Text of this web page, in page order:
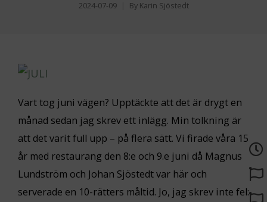
2024-07-09 By Karin Sjöstedt
Vart tog juni vägen? Upptäckte att det är drygt en
månad sedan jag skrev ett inlägg. Min tolkning är
att det varit full upp – på flera sätt. Vi firade våra 15
år med restaurang den 8:e och 9.e juni då Magnus
Lundström och Johan Sjöstedt var här och
serverade en 10-rätters måltid. Jo, jag skrev inte fel: